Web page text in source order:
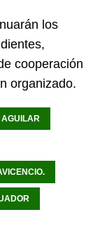
los
cooperación
organizado.